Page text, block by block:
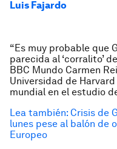
Luis Fajardo
“Es muy probable que
parecida al ‘corralito’
BBC Mundo Carmen
Universidad de
mundial en el estudio
Lea también: Crisis de
lunes pese al balón de
Europeo